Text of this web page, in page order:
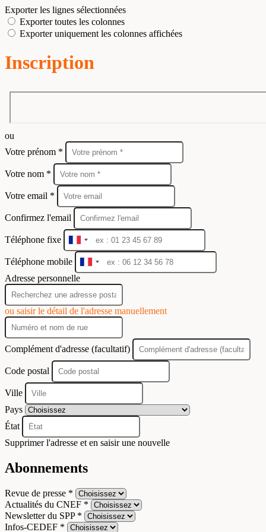
Exporter les lignes sélectionnées
Exporter toutes les colonnes
Exporter uniquement les colonnes affichées
Inscription
ou
Votre prénom *
Votre nom *
Votre email *
Confirmez l'email
Téléphone fixe
France
+33
Téléphone mobile
France
+33
Adresse personnelle
ou saisir le détail de l'adresse manuellement
Complément d'adresse (facultatif)
Code postal
Ville
Pays
État
Supprimer l'adresse et en saisir une nouvelle
Abonnements
Revue de presse *
Actualités du CNEF *
Newsletter du SPP *
Infos-CEDEF *